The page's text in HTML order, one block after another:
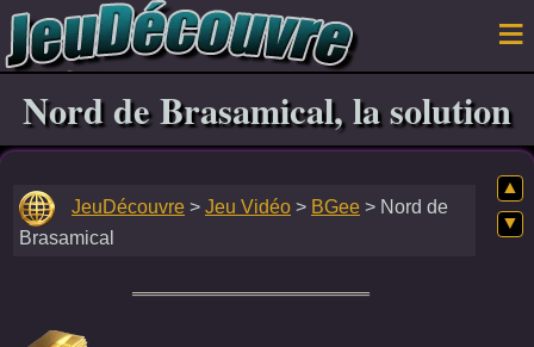
Nord de Brasamical, la solution
JeuDécouvre > Jeu Vidéo > BGee > Nord de
Brasamical
▲
▼